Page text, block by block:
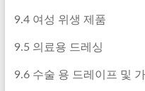
9.4 여성 위생 제품
9.5 의료용 드레싱
9.6 수술 용 드레이프 및